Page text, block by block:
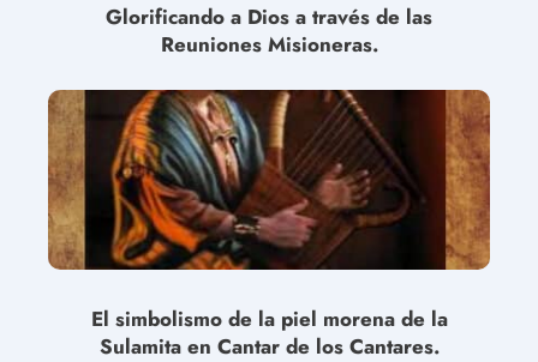
Glorificando a Dios a través de las
Reuniones Misioneras.
El simbolismo de la piel morena de la
Sulamita en Cantar de los Cantares.